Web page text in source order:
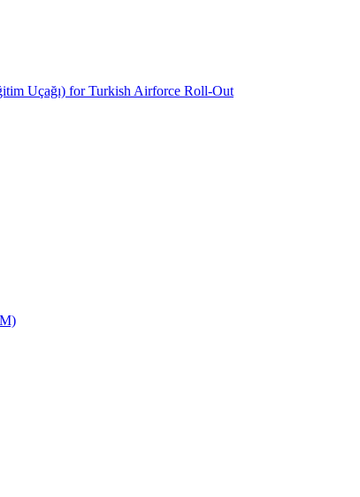
Uçağı) for Turkish Airforce Roll-Out